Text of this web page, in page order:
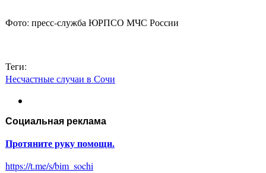
Фото: пресс-служба ЮРПСО МЧС России
Теги:
Несчастные случаи в Сочи
Социальная реклама
Протяните руку помощи.
https://t.me/s/bim_sochi